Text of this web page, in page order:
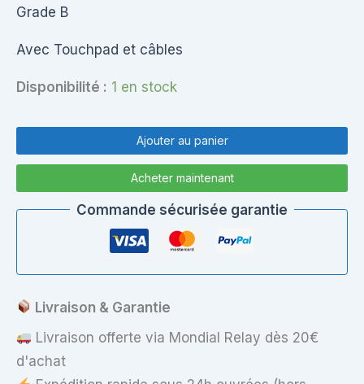
Grade B
Avec Touchpad et câbles
Disponibilité : 1 en stock
Palmrest
Toshiba
Ajouter au panier
Acheter maintenant
Commande sécurisée garantie
Livraison & Garantie
Livraison offerte via Mondial Relay dès 20€
d'achat